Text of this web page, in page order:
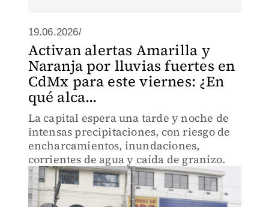
19.06.2026/
Activan alertas Amarilla y
Naranja por lluvias fuertes en
CdMx para este viernes: ¿En
qué alca...
La capital espera una tarde y noche de
intensas precipitaciones, con riesgo de
encharcamientos, inundaciones,
corrientes de agua y caída de granizo.